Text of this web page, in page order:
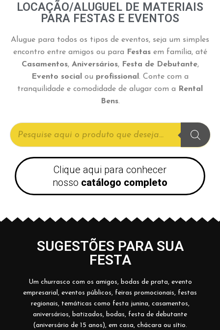
LOCAÇÃO/ALUGUEL DE MATERIAIS
PARA FESTAS E EVENTOS
Alugue para todos os tipos de eventos, seja um simples
encontro entre amigos ou para Festas em família, até
Casamentos, Aniversários, Festa de Debutante,
Evento social ou profissional. Conte com a
tranquilidade e comodidade de alugar com a Rental
Bens.
Clique aqui para conhecer
nosso catálogo completo
SUGESTÕES PARA SUA
FESTA
Um churrasco com os amigos, bodas de prata, evento
empresarial, eventos públicos, feiras promocionais, festas
regionais, temáticas como festa junina, casamentos,
aniversários, batizados, bodas, festa de debutante
(aniversário de 15 anos), em casa, chácara ou sítio.